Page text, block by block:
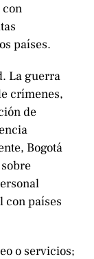
países.
La guerra
crímenes,
de
Bogotá
países
o servicios;